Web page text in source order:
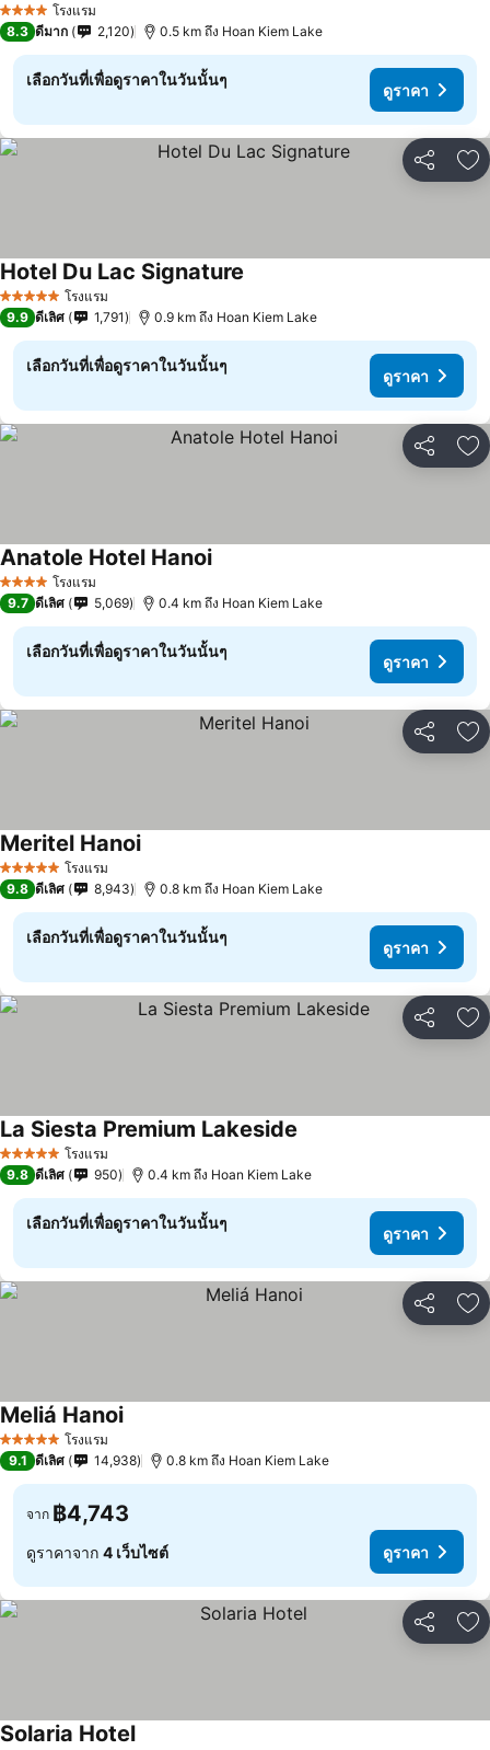
4 ดาว โรงแรม
8.3 ดีมาก 2,120 0.5 km ถึง Hoan Kiem Lake
เลือกวันที่เพื่อดูราคาในวันนั้นๆ
ดูราคา
แชร์ เ
5 ดาว โรงแรม
Hotel Du Lac Signature
9.9 ดีเลิศ 1,791 0.9 km ถึง Hoan Kiem Lake
เลือกวันที่เพื่อดูราคาในวันนั้นๆ
ดูราคา
แชร์ เ
4 ดาว โรงแรม
Anatole Hotel Hanoi
9.7 ดีเลิศ 5,069 0.4 km ถึง Hoan Kiem Lake
เลือกวันที่เพื่อดูราคาในวันนั้นๆ
ดูราคา
แชร์ เ
5 ดาว โรงแรม
Meritel Hanoi
9.8 ดีเลิศ 8,943 0.8 km ถึง Hoan Kiem Lake
เลือกวันที่เพื่อดูราคาในวันนั้นๆ
ดูราคา
แชร์ เ
5 ดาว โรงแรม
La Siesta Premium Lakeside
9.8 ดีเลิศ 950 0.4 km ถึง Hoan Kiem Lake
เลือกวันที่เพื่อดูราคาในวันนั้นๆ
ดูราคา
แชร์ เ
5 ดาว โรงแรม
Meliá Hanoi
9.1 ดีเลิศ 14,938 0.8 km ถึง Hoan Kiem Lake
จาก ฿4,743
ดูราคาจาก 4 เว็บไซต์ ดูราคา
แชร์ เ
Solaria Hotel